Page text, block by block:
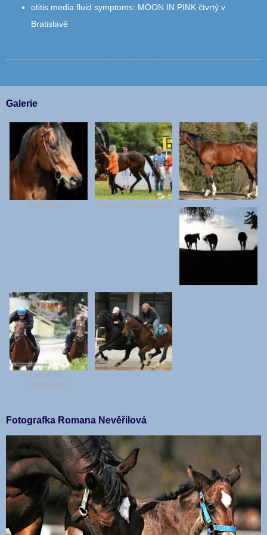
otitis media fluid symptoms: MOON IN PINK čtvrtý v
Bratislavě
Galerie
Starfighter Vítězství Sebastiano
Monarcho a
Poinsettia
Fotografka Romana Nevěřilová